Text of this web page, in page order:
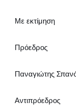
Με εκτίμηση
Πρόεδρος
Παναγιώτης
Αντιπρόεδρος